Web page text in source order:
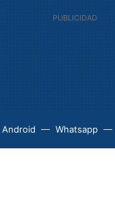
Android Whatsapp